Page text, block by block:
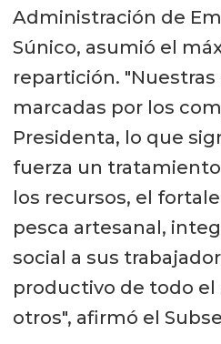
Administración de
Súnico, asumió el
repartición.
marcadas por los
Presidenta, lo que
fuerza un
los recursos, el
pesca artesanal,
social a sus
productivo de todo
otros", afirmó el